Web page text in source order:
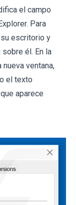
el campo
Para
escritorio y
él. En la
nueva ventana,
el texto
aparece